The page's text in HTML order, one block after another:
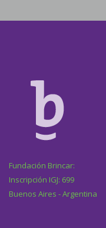
Fundación Brincar:
Inscripción IGJ: 699
Buenos Aires - Argentina